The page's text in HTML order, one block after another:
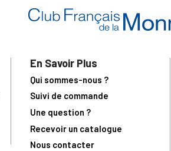
En Savoir Plus
Qui sommes-nous ?
Suivi de commande
Une question ?
Recevoir un catalogue
Nous contacter